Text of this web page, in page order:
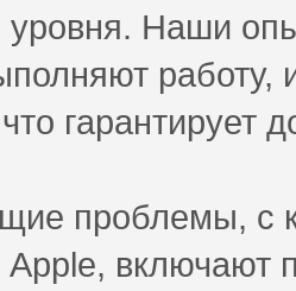
уровня. Наши
работу,
гарантирует
проблемы, с
Apple, включают